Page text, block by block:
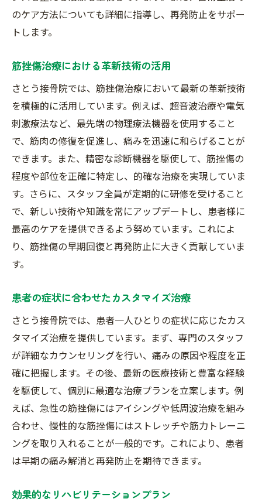
専門知識がもたらす治療効果
専門的な治療技術の詳細
治療のプロセスとその効果
専門知識が患者の生活を変える
筋挫傷に対応する接骨院の選び方：埼玉県富士
見市の事例
接骨院選びのポイント
患者のニーズに応える治療施設
信頼できる接骨院の見極め方
実績と評判の重要性
選ばれる理由：患者の声
接骨院で筋挫傷を治す方法を解説：埼玉県富士
見市の成功体験
筋挫傷治療の基本プロセス
具体的な治療法の紹介
さとう接骨院の成功事例
治療後のケアと予防策
患者の成功体験談
筋挫傷治療の新しいトレンド
筋挫傷治療の最前線：埼玉県富士見市の接骨院
最前線の治療法とは
のケア方法についても詳細に指導し、再発防止をサポー
トします。
筋挫傷治療における革新技術の活用
さとう接骨院では、筋挫傷治療において最新の革新技術
を積極的に活用しています。例えば、超音波治療や電気
刺激療法など、最先端の物理療法機器を使用すること
で、筋肉の修復を促進し、痛みを迅速に和らげることが
できます。また、精密な診断機器を駆使して、筋挫傷の
程度や部位を正確に特定し、的確な治療を実現していま
す。さらに、スタッフ全員が定期的に研修を受けること
で、新しい技術や知識を常にアップデートし、患者様に
最高のケアを提供できるよう努めています。これによ
り、筋挫傷の早期回復と再発防止に大きく貢献していま
す。
患者の症状に合わせたカスタマイズ治療
さとう接骨院では、患者一人ひとりの症状に応じたカス
タマイズ治療を提供しています。まず、専門のスタッフ
が詳細なカウンセリングを行い、痛みの原因や程度を正
確に把握します。その後、最新の医療技術と豊富な経験
を駆使して、個別に最適な治療プランを立案します。例
えば、急性の筋挫傷にはアイシングや低周波治療を組み
合わせ、慢性的な筋挫傷にはストレッチや筋力トレーニ
ングを取り入れることが一般的です。これにより、患者
は早期の痛み解消と再発防止を期待できます。
効果的なリハビリテーションプラン